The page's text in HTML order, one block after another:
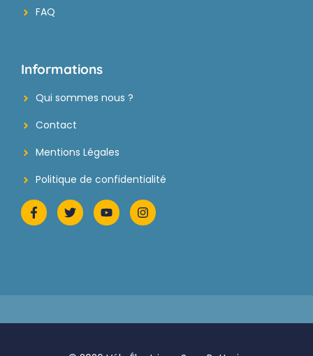
FAQ
Informations
Qui sommes nous ?
Contact
Mentions Légales
Politique de confidentialité